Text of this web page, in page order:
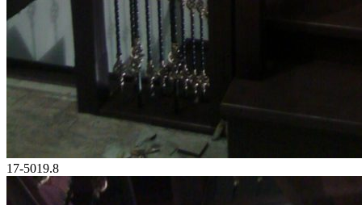
17-5019.8